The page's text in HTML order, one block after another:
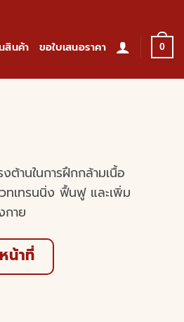
สินค้า ขอใบเสนอราคา 0
านในการฝึกกล้ามเนื้อ
ทเทรนนิ่ง ฟื้นฟู และเพิ่ม
กาย
น้าที่